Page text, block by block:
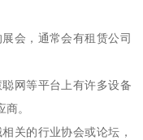
会，通常会有租赁公司
网等平台上有许多设备
。
关的行业协会或论坛，